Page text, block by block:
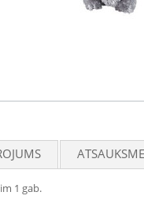
1 gab.